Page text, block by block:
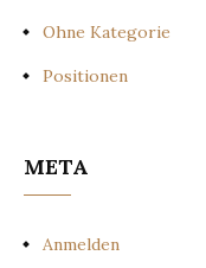
Ohne Kategorie
Positionen
META
Anmelden